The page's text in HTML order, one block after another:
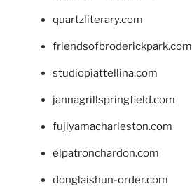
quartzliterary.com
friendsofbroderickpark.com
studiopiattellina.com
jannagrillspringfield.com
fujiyamacharleston.com
elpatronchardon.com
donglaishun-order.com